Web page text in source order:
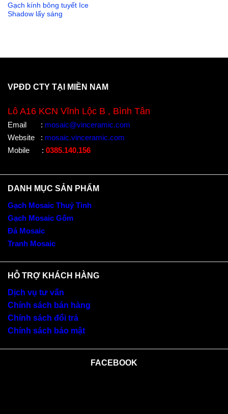
Gạch kính bông tuyết Ice
Shadow lấy sáng
VPĐD CTY TẠI MIỀN NAM
Lô A16 KCN Vĩnh Lộc B , Bình Tân
Email : mosaic@vinceramic.com
Website
: mosaic.vinceramic.com
Mobile
: 0385.140.156
DANH MỤC SẢN PHẨM
Gạch Mosaic Thuỷ Tinh
Gạch Mosaic Gốm
Đá Mosaic
Tranh Mosaic
HỖ TRỢ KHÁCH HÀNG
Dịch vụ tư vấn
Chính sách bán hàng
Chính sách đổi trả
Chính sách bảo mật
FACEBOOK